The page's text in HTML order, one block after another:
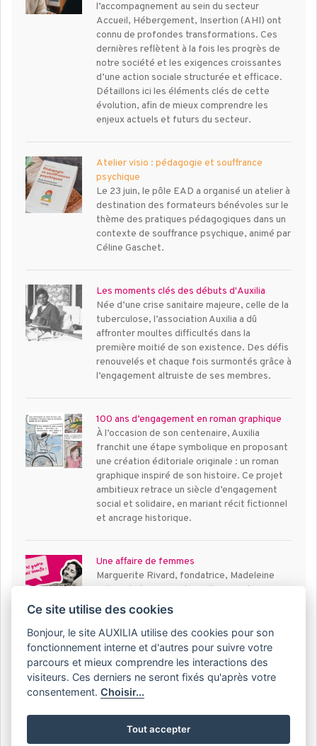
l’accompagnement au sein du secteur
Accueil, Hébergement, Insertion (AHI) ont
connu de profondes transformations. Ces
dernières reflètent à la fois les progrès de
notre société et les exigences croissantes
d’une action sociale structurée et efficace.
Détaillons ici les éléments clés de cette
évolution, afin de mieux comprendre les
enjeux actuels et futurs du secteur.
Atelier visio : pédagogie et souffrance
psychique
Le 23 juin, le pôle EAD a organisé un atelier à
destination des formateurs bénévoles sur le
thème des pratiques pédagogiques dans un
contexte de souffrance psychique, animé par
Céline Gaschet.
Les moments clés des débuts d'Auxilia
Née d’une crise sanitaire majeure, celle de la
tuberculose, l’association Auxilia a dû
affronter moultes difficultés dans la
première moitié de son existence. Des défis
renouvelés et chaque fois surmontés grâce à
l’engagement altruiste de ses membres.
100 ans d’engagement en roman graphique
À l’occasion de son centenaire, Auxilia
franchit une étape symbolique en proposant
une création éditoriale originale : un roman
graphique inspiré de son histoire. Ce projet
ambitieux retrace un siècle d’engagement
social et solidaire, en mariant récit fictionnel
et ancrage historique.
Une affaire de femmes
Marguerite Rivard, fondatrice, Madeleine
Lebecel et Marguerite Pellecier, vite
devenues ses comparses, n’avaient pas 30
ans lorsqu’elles ont créé Auxilia. Sur une idée
simple : sortir de l’isolement celles et ceux
que la maladie a mis à l’écart de la société.
Le lien épistolaire initié par Marguerite
Rivard, se transforme très vite en porteur de
savoirs. Des cours par correspondance qui,
perspectives aux malades isolés.
Ce site utilise des cookies
Bonjour, le site AUXILIA utilise des cookies pour son
fonctionnement interne et d'autres pour suivre votre
parcours et mieux comprendre les interactions des
visiteurs. Ces derniers ne seront fixés qu'après votre
consentement.Choisir...
Tout accepter